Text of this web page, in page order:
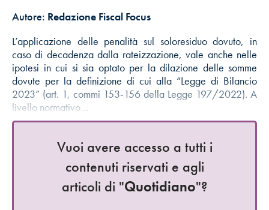
Autore: Redazione Fiscal Focus
L’applicazione delle penalità sul soloresiduo dovuto, in
caso di decadenza dalla rateizzazione, vale anche nelle
ipotesi in cui si sia optato per la dilazione delle somme
dovute per la definizione di cui alla “Legge di Bilancio
2023” (art. 1, commi 153-156 della Legge 197/2022). A
livello normativo…
Vuoi avere accesso a tutti i
contenuti riservati e agli
articoli di "Quotidiano"?